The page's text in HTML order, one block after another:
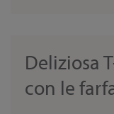
Deliziosa
con le